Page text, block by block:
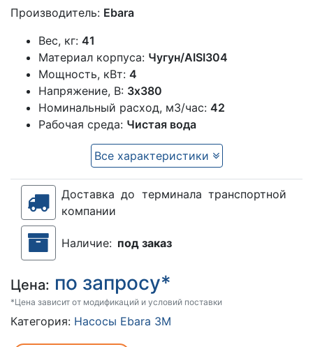
Производитель: Ebara
Вес, кг: 41
Материал корпуса: Чугун/AISI304
Мощность, кВт: 4
Напряжение, В: 3х380
Номинальный расход, м3/час: 42
Рабочая среда: Чистая вода
Все характеристики
Доставка до терминала транспортной
компании
Наличие: под заказ
Цена: по запросу*
*Цена зависит от модификаций и условий поставки
Категория: Насосы Ebara 3M